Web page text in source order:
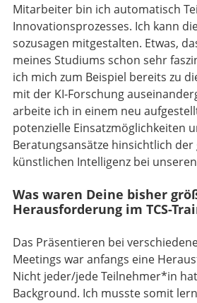
Mitarbeiter bin ich automatisch
Innovationsprozesses. Ich kann
sozusagen mitgestalten. Etwas,
meines Studiums schon sehr
ich mich zum Beispiel bereits zu
mit der KI-Forschung
arbeite ich in einem neu
potenzielle Einsatzmöglichkeiten
Beratungsansätze hinsichtlich der
künstlichen Intelligenz bei
Was waren Deine bisher
Herausforderung im TCS-
Das Präsentieren bei
Meetings war anfangs eine
Nicht jeder/jede Teilnehmer*in
Background. Ich musste somit